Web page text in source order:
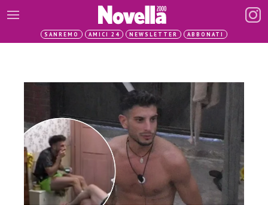
SANREMO AMICI 24 NEWSLETTER ABBONATI